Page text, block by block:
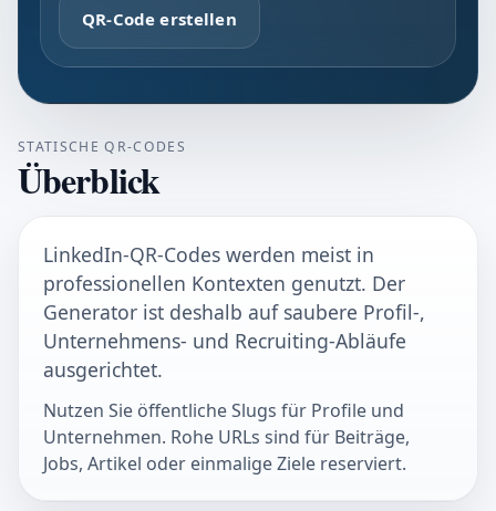
QR-Code erstellen
STATISCHE QR-CODES
Überblick
LinkedIn-QR-Codes werden meist in
professionellen Kontexten genutzt. Der
Generator ist deshalb auf saubere Profil-,
Unternehmens- und Recruiting-Abläufe
ausgerichtet.
Nutzen Sie öffentliche Slugs für Profile und
Unternehmen. Rohe URLs sind für Beiträge,
Jobs, Artikel oder einmalige Ziele reserviert.